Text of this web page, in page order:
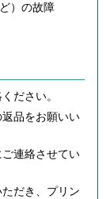
）の故障
ださい。
品をお願いい
連絡させてい
だき、プリン